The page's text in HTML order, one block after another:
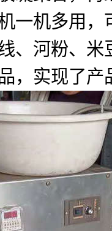
一机多用
、河粉、
，实现了